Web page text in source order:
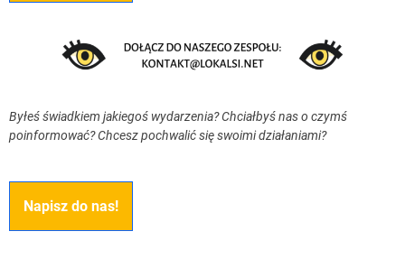
Byłeś świadkiem jakiegoś wydarzenia? Chciałbyś nas o czymś
poinformować? Chcesz pochwalić się swoimi działaniami?
Napisz do nas!